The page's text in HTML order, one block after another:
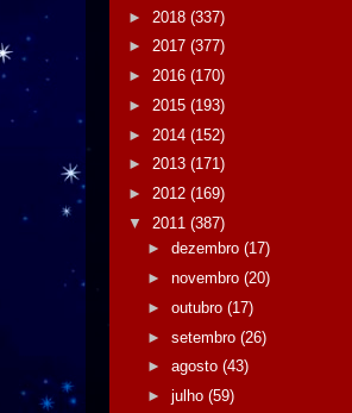
► 2018 (337)
► 2017 (377)
► 2016 (170)
► 2015 (193)
► 2014 (152)
► 2013 (171)
► 2012 (169)
▼ 2011 (387)
► dezembro (17)
► novembro (20)
► outubro (17)
► setembro (26)
► agosto (43)
► julho (59)